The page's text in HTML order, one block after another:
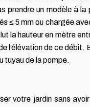
prendre un modèle à
≤ 5 mm ou chargée
la hauteur en mètre
l’élévation de ce
du tuyau de la pompe.
votre jardin sans